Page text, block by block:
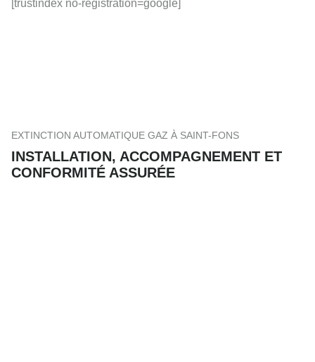
[trustindex no-registration=google]
EXTINCTION AUTOMATIQUE GAZ À SAINT-FONS
INSTALLATION, ACCOMPAGNEMENT ET
CONFORMITÉ ASSURÉE